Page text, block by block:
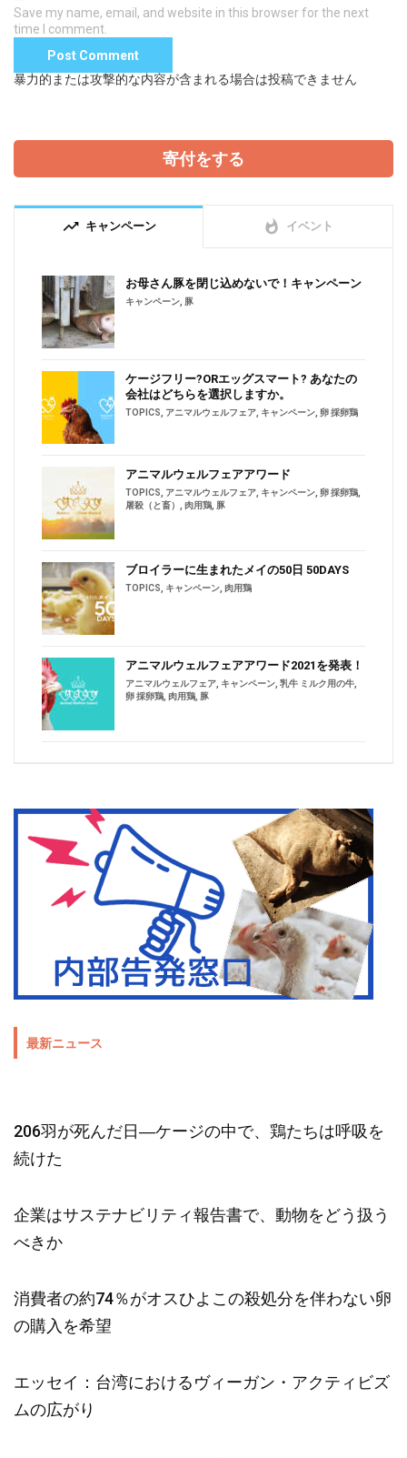
Save my name, email, and website in this browser for the next
time I comment.
暴力的または攻撃的な内容が含まれる場合は投稿できません
寄付をする
trending_up キャンペーン whatshot イベント
お母さん豚を閉じ込めないで！キャンペーン
キャンペーン, 豚
ケージフリー?ORエッグスマート? あなたの
会社はどちらを選択しますか。
TOPICS, アニマルウェルフェア, キャンペーン, 卵 採卵鶏
アニマルウェルフェアアワード
TOPICS, アニマルウェルフェア, キャンペーン, 卵 採卵鶏,
屠殺（と畜） , 肉用鶏, 豚
ブロイラーに生まれたメイの50日 50DAYS
TOPICS, キャンペーン, 肉用鶏
アニマルウェルフェアアワード2021を発表！
アニマルウェルフェア, キャンペーン, 乳牛 ミルク用の牛,
卵 採卵鶏, 肉用鶏, 豚
最新ニュース
206羽が死んだ日―ケージの中で、鶏たちは呼吸を
続けた
企業はサステナビリティ報告書で、動物をどう扱う
べきか
消費者の約74％がオスひよこの殺処分を伴わない卵
の購入を希望
エッセイ：台湾におけるヴィーガン・アクティビズ
ムの広がり